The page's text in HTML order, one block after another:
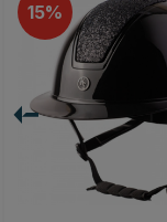
15